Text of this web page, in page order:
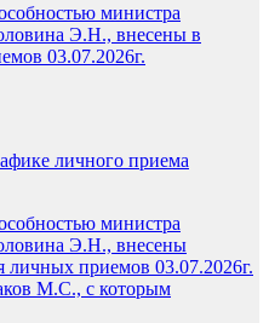
министра
Э.Н., внесены в
03.07.2026г.
личного приема
министра
Э.Н., внесены
личных приемов 03.07.2026г.
М.С., с которым